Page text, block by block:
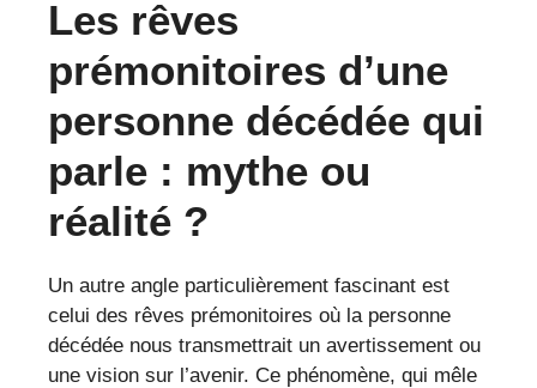
Les rêves
prémonitoires d’une
personne décédée qui
parle : mythe ou
réalité ?
Un autre angle particulièrement fascinant est
celui des rêves prémonitoires où la personne
décédée nous transmettrait un avertissement ou
une vision sur l’avenir. Ce phénomène, qui mêle